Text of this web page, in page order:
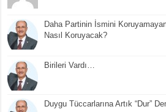
Daha Partinin İsmini
Nasıl Koruyacak?
Birileri Vardı…
Duygu Tüccarlarına Artık “Dur”